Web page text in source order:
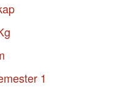
1